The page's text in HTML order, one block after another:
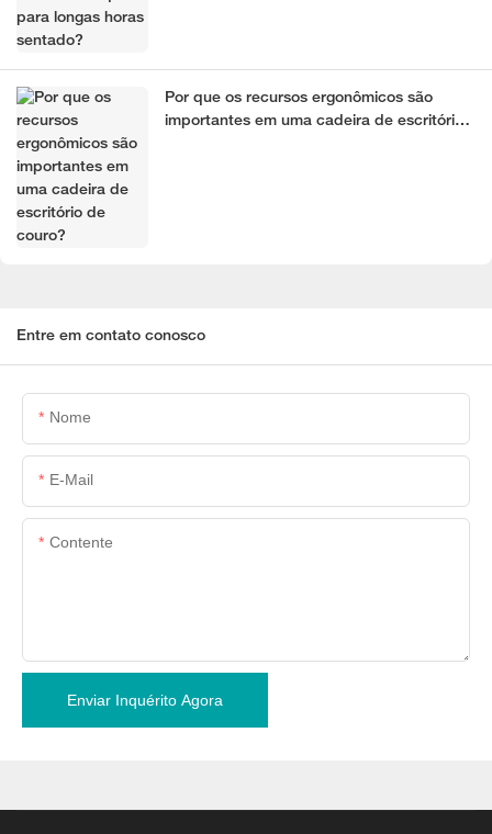
Por que os recursos ergonômicos são
importantes em uma cadeira de escritório
Entre em contato conosco
Nome
E-Mail
Contente
Enviar Inquérito Agora